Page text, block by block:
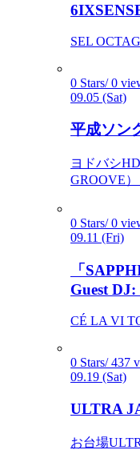
SEL
0 Stars/ 0
09.05 (Sat)
平成ソン
ヨドバシ
GROOVE）
0 Stars/ 0
09.11 (Fri)
「
Guest
CÉ LA VI
0 Stars/ 437
09.19 (Sat)
ULTRA
お台場